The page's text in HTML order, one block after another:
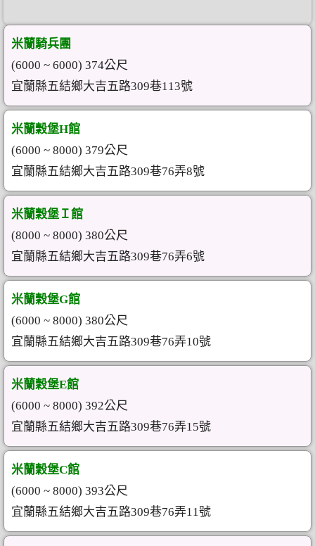
米蘭騎兵團
(6000 ~ 6000) 374公尺
宜蘭縣五結鄉大吉五路309巷113號
米蘭穀堡H館
(6000 ~ 8000) 379公尺
宜蘭縣五結鄉大吉五路309巷76弄8號
米蘭穀堡Ｉ館
(8000 ~ 8000) 380公尺
宜蘭縣五結鄉大吉五路309巷76弄6號
米蘭穀堡G館
(6000 ~ 8000) 380公尺
宜蘭縣五結鄉大吉五路309巷76弄10號
米蘭穀堡E館
(6000 ~ 8000) 392公尺
宜蘭縣五結鄉大吉五路309巷76弄15號
米蘭穀堡C館
(6000 ~ 8000) 393公尺
宜蘭縣五結鄉大吉五路309巷76弄11號